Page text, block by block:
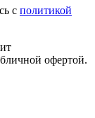
с политикой
офертой.